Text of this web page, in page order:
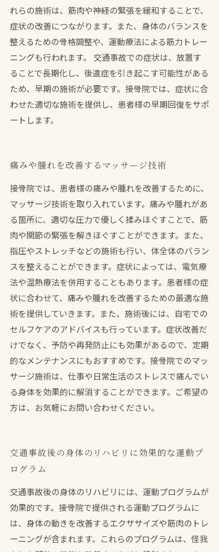
れらの施術は、筋肉や神経の緊張を緩和することで、
症状の改善につながります。また、身体のバランスを
整えるための骨格調整や、運動療法による筋力トレー
ニングも行われます。 交通事故での症状は、放置す
ることで長期化し、後遺症を引き起こす可能性がある
ため、早期の施術が必要です。接骨院では、症状に合
わせた適切な施術を提供し、患者様の早期回復をサポ
ートします。
痛みや腫れを改善するマッサージ技術
接骨院では、患者様の痛みや腫れを改善するために、
マッサージ技術を取り入れています。痛みや腫れがあ
る箇所に、適切な圧力で優しく揉みほぐすことで、筋
肉や関節の緊張を解きほぐすことができます。また、
指圧やストレッチなどの施術も行い、体全体のバラン
スを整えることができます。症状によっては、電気療
法や温熱療法を併用することもあります。患者様の症
状に合わせて、痛みや腫れを改善するための最適な施
術を提供していきます。また、施術後には、自宅での
セルフケアのアドバイスも行っています。症状改善だ
けでなく、予防や再発防止にも効果があるので、定期
的なメンテナンスにもおすすめです。接骨院でのマッ
サージ施術は、仕事や日常生活のストレスで痛んでい
る身体を効果的に解消することができます。ご希望の
方は、お気軽にお問い合わせください。
交通事故後の身体のリハビリに効果的な運動プ
ログラム
交通事故後の身体のリハビリには、運動プログラムが
効果的です。接骨院で提供される運動プログラムに
は、身体の動きを改善するエクササイズや筋肉のトレ
ーニングが含まれます。これらのプログラムは、怪我